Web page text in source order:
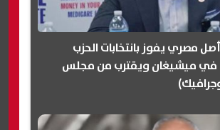
مصري يفوز بانتخابات الحزب
في ميشيغان ويقترب من مجلس